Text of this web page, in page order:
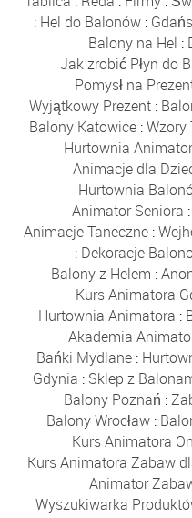
: Hel do Balonów:
Balony na Hel :
Jak zrobić Płyn do
Pomysł na
Wyjątkowy Prezent:
Balony Katowice:Wzory
Hurtownia
Animacje dla
Hurtownia
Animator Seniora :
Animacje Taneczne :
: Dekoracje
Balony z Helem :
Kurs Animatora
Hurtownia Animatora :
Akademia
Bańki Mydlane :
Gdynia : Sklep z
Balony Poznań :
Balony Wrocław :
Kurs Animatora
Kurs Animatora Zabaw
Animator
Wyszukiwarka